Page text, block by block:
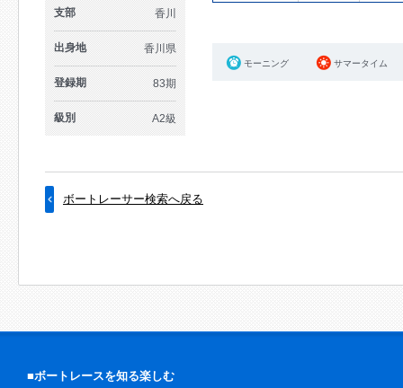
支部 香川
出身地 香川県
登録期 83期
級別 A2級
モーニング サマータイム
ボートレーサー検索へ戻る
■ボートレースを知る楽しむ